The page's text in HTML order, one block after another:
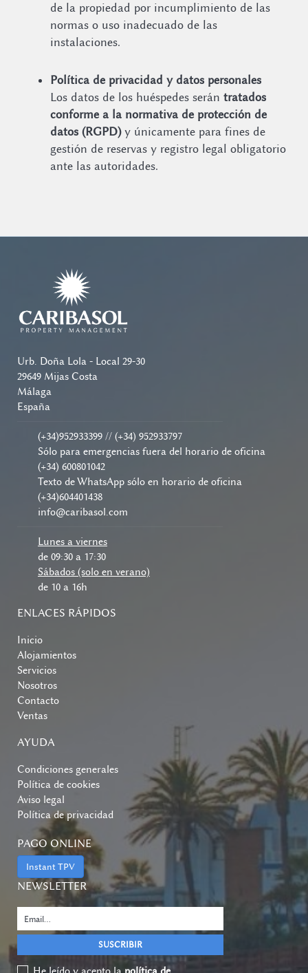
de la propiedad por incumplimiento de las
normas o uso inadecuado de las
instalaciones.
Política de privacidad y datos personales
Los datos de los huéspedes serán tratados
conforme a la normativa de protección de
datos (RGPD)y únicamente para fines de
gestión de reservas y registro legal obligatorio
ante las autoridades.
Urb. Doña Lola - Local 29-30
29649 Mijas Costa
Málaga
España
(+34)952933399 // (+34) 952933797
Sólo para emergencias fuera del horario de oficina
(+34) 600801042
Texto de WhatsApp sólo en horario de oficina
(+34)604401438
info@caribasol.com
Lunes a viernes
de 09:30 a 17:30
Sábados (solo en verano)
de 10 a 16h
ENLACES RÁPIDOS
Inicio
Alojamientos
Servicios
Nosotros
Contacto
Ventas
AYUDA
Condiciones generales
Política de cookies
Aviso legal
Política de privacidad
PAGO ONLINE
Instant TPV
NEWSLETTER